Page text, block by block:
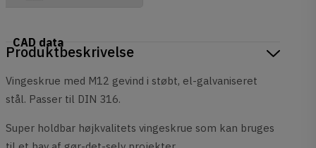
Produktbeskrivelse
Vingeskrue med M12 gevind i støbt, el-galvaniseret
stål. Passer til DIN 316.
Super holdbar højkvalitets vingeskrue som kan bruges
CAD data